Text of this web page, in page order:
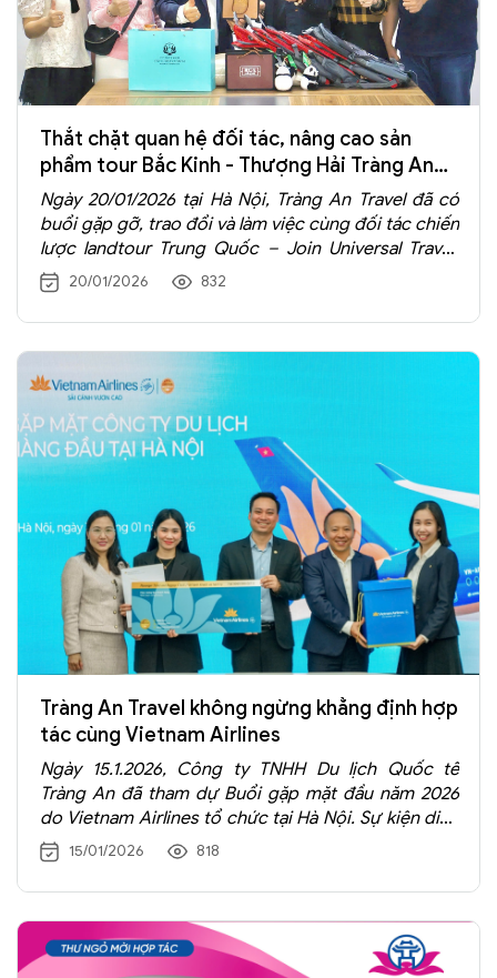
Thắt chặt quan hệ đối tác, nâng cao sản
phẩm tour Bắc Kinh - Thượng Hải Tràng An
Travel
Ngày 20/01/2026 tại Hà Nội, Tràng An Travel đã có
buổi gặp gỡ, trao đổi và làm việc cùng đối tác chiến
lược landtour Trung Quốc – Join Universal Travel,
tập trung vào tuyến điểm tour Bắc Kinh – Thượng
Hải.
20/01/2026 832
Tràng An Travel không ngừng khẳng định hợp
tác cùng Vietnam Airlines
Ngày 15.1.2026, Công ty TNHH Du lịch Quốc tế
Tràng An đã tham dự Buổi gặp mặt đầu năm 2026
do Vietnam Airlines tổ chức tại Hà Nội. Sự kiện diễn
ra trong không khí trang trọng, chuyên nghiệp với
chủ đề “Vươn mình – Bứt phá”, đánh dấu bước khởi
đầu cho năm mới 2026 giữa hãng hàng không quốc
gia và các đối tác doanh nghiệp du lịch.
15/01/2026 818